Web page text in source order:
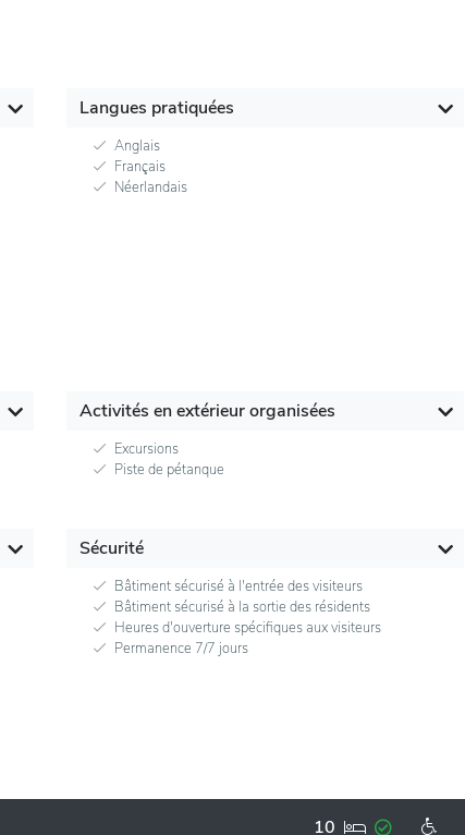
Langues pratiquées
Anglais
Français
Néerlandais
Activités en extérieur organisées
Excursions
Piste de pétanque
Sécurité
Bâtiment sécurisé à l'entrée des visiteurs
Bâtiment sécurisé à la sortie des résidents
Heures d'ouverture spécifiques aux visiteurs
Permanence 7/7 jours
10